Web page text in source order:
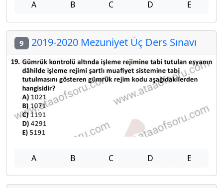
A B C D E
9 2019-2020 Mezuniyet Üç Ders Sınavı
A B C D E